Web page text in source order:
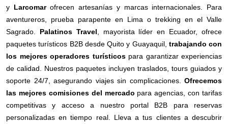
y Larcomarofrecen artesanías y marcas internacionales. Para
aventureros, prueba parapente en Lima o trekking en el Valle
Sagrado. Palatinos Travel , mayorista líder en Ecuador, ofrece
paquetes turísticos B2B desde Quito y Guayaquil, trabajando con
los mejores operadores turísticospara garantizar experiencias
de calidad. Nuestros paquetes incluyen traslados, tours guiados y
soporte 24/7, asegurando viajes sin complicaciones. Ofrecemos
las mejores comisiones del mercado para agencias, con tarifas
competitivas y acceso a nuestro portal B2B para reservas
personalizadas en tiempo real. Lleva a tus clientes a descubrir